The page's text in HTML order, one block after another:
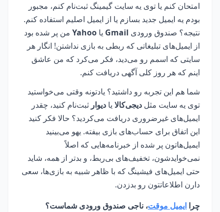
امتحان کنم یا توی یه سایت گیمینگ ثبت‌نام کنم، مجبور
بودم یه ایمیل جدید بسازم یا از ایمیل اصلیم استفاده کنم.
نتیجه؟ صندوق ورودی Gmail یا Yahoo من پر شده بود
از ایمیل‌های تبلیغاتی که ربطی به بازی نداشتن! انگار هر
سایتی که اسمم رو می‌دید، فکر می‌کرد که من عاشق
اینم که هر روز کلی آگهی دریافت کنم.
شما هم این تجربه رو داشتید؟ یادتونه وقتی می‌خواستید
توی یه سایت مثل دیجی‌کالا یا دیوار ثبت‌نام کنید، چقدر
ایمیل‌های غیرضروری دریافت می‌کردید؟ حالا فکر کنید
این اتفاق برای حساب‌های بازی بیفته. یهو می‌بینید
ایمیل‌هاتون پر شده از خبرنامه‌هایی که اصلاً
نمی‌خوایدشون، تخفیف‌های بی‌ربط، و بدتر از همه، شاید
حتی ایمیل‌های فیشینگ که با ظاهر شبیه به بازی‌ها، سعی
دارن اطلاعاتتون رو بدزدن.
چرا ایمیل موقت، ناجی صندوق ورودی شماست؟